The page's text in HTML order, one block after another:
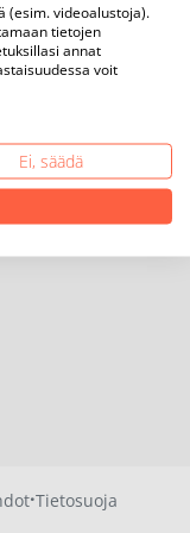
·Tietosuoja
(esim. videoalustoja).
tietojen
annat
voit
Ei, säädä